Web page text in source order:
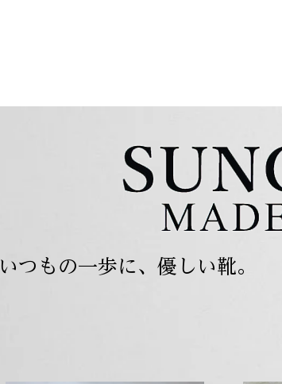
​いつもの一歩に、優しい靴。